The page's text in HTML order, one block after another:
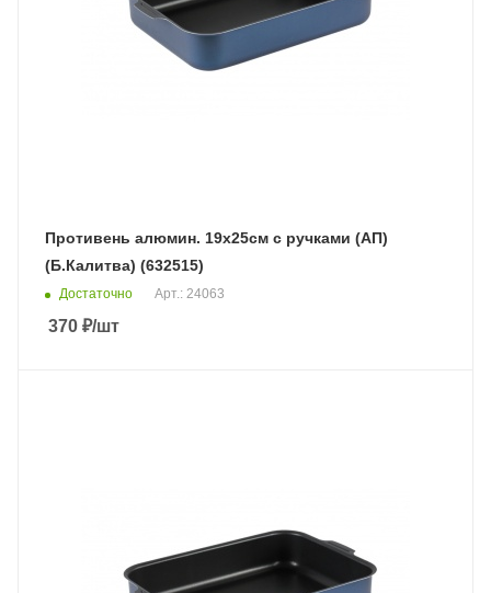
Противень алюмин. 19х25см с ручками (АП)
(Б.Калитва) (632515)
Достаточно Арт.: 24063
370 ₽/шт